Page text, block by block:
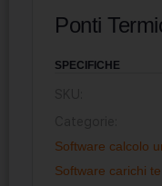
Ponti
SPECIFICHE
Software calcolo
Software carichi